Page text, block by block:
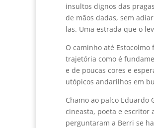
insultos dignos das
de mãos dadas, sem
las. Uma estrada que o
O caminho até
trajetória como é
e de poucas cores e
utópicos andarilhos em
Chamo ao palco
cineasta, poeta e escritor
perguntaram a Berri se